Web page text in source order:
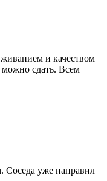
и качеством
можно сдать. Всем
Соседа уже направил